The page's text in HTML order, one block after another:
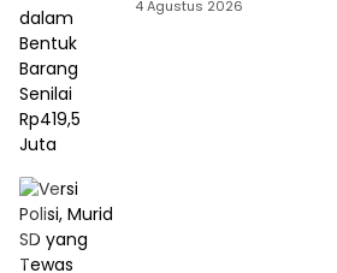
Barang Senilai Rp419,5
4 Agustus 2026